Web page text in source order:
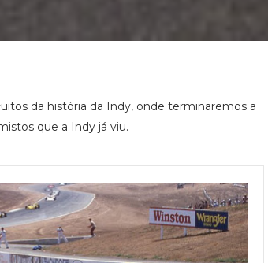
da história da Indy, onde terminaremos a
que a Indy já viu.